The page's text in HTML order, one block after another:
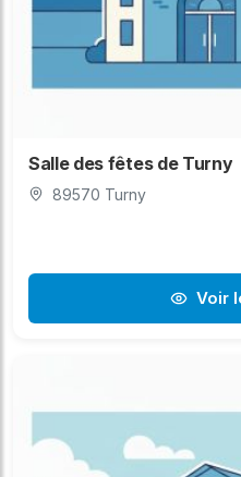
Salle des fêtes de Turny
89570 Turny
Voir